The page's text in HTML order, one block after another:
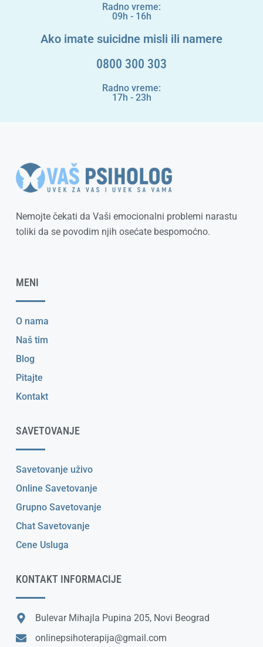
Radno vreme:
09h - 16h
Ako imate suicidne misli ili namere
0800 300 303
Radno vreme:
17h - 23h
Nemojte čekati da Vaši emocionalni problemi narastu
toliki da se povodim njih osećate bespomoćno.
MENI
O nama
Naš tim
Blog
Pitajte
Kontakt
SAVETOVANJE
Savetovanje uživo
Online Savetovanje
Grupno Savetovanje
Chat Savetovanje
Cene Usluga
KONTAKT INFORMACIJE
Bulevar Mihajla Pupina 205, Novi Beograd
onlinepsihoterapija@gmail.com